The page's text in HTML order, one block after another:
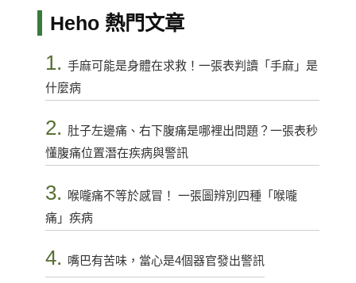
Heho 熱門文章
1. 手麻可能是身體在求救！一張表判讀「手麻」是
什麼病
2. 肚子左邊痛、右下腹痛是哪裡出問題？一張表秒
懂腹痛位置潛在疾病與警訊
3.
喉嚨痛不等於感冒！ 一張圖辨別四種「喉嚨
痛」疾病
4. 嘴巴有苦味，當心是4個器官發出警訊